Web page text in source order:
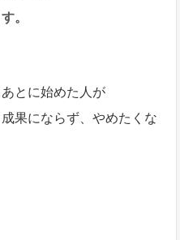
。
とに始めた人が
果にならず、やめたくな